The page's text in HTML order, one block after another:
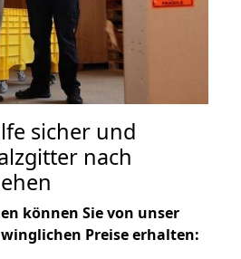
sicher und
nach
können Sie von unser
Preise erhalten: